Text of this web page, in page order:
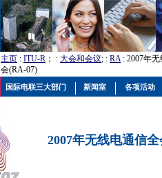
主页 : ITU-R ； : 大会和会议; : RA: 2007年
会(RA-07)
2007年无线电通信
国际电联三大部门 新闻室 各项活动